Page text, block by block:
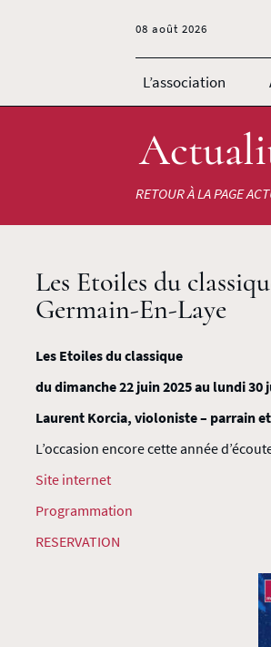
L’association
08 août 2026
RETOUR À LA PAGE
Les Etoiles du
Germain-En-Laye
Les Etoiles du classique
du dimanche 22 juin 2025 au lundi 30
Laurent Korcia, violoniste – parrain
L’occasion encore cette année
Site internet
Programmation
RESERVATION